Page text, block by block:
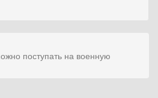
поступать на военную